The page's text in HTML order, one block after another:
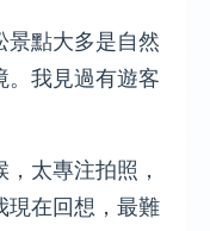
景點大多是自然
。我見過有遊客
太專注拍照，
現在回想，最難